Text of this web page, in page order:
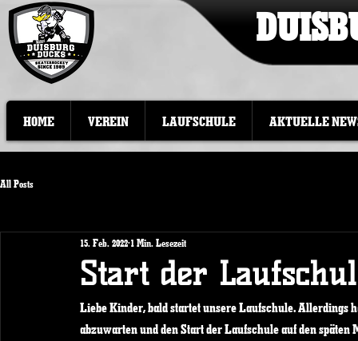
HOME VEREIN LAUFSCHULE AKTUELLE
All Posts
Start der
15. Feb. 2022 1 Min. Lesezeit
Liebe Kinder, bald startet unsere Laufschule. Allerdings
abzuwarten und den Start der Laufschule auf den